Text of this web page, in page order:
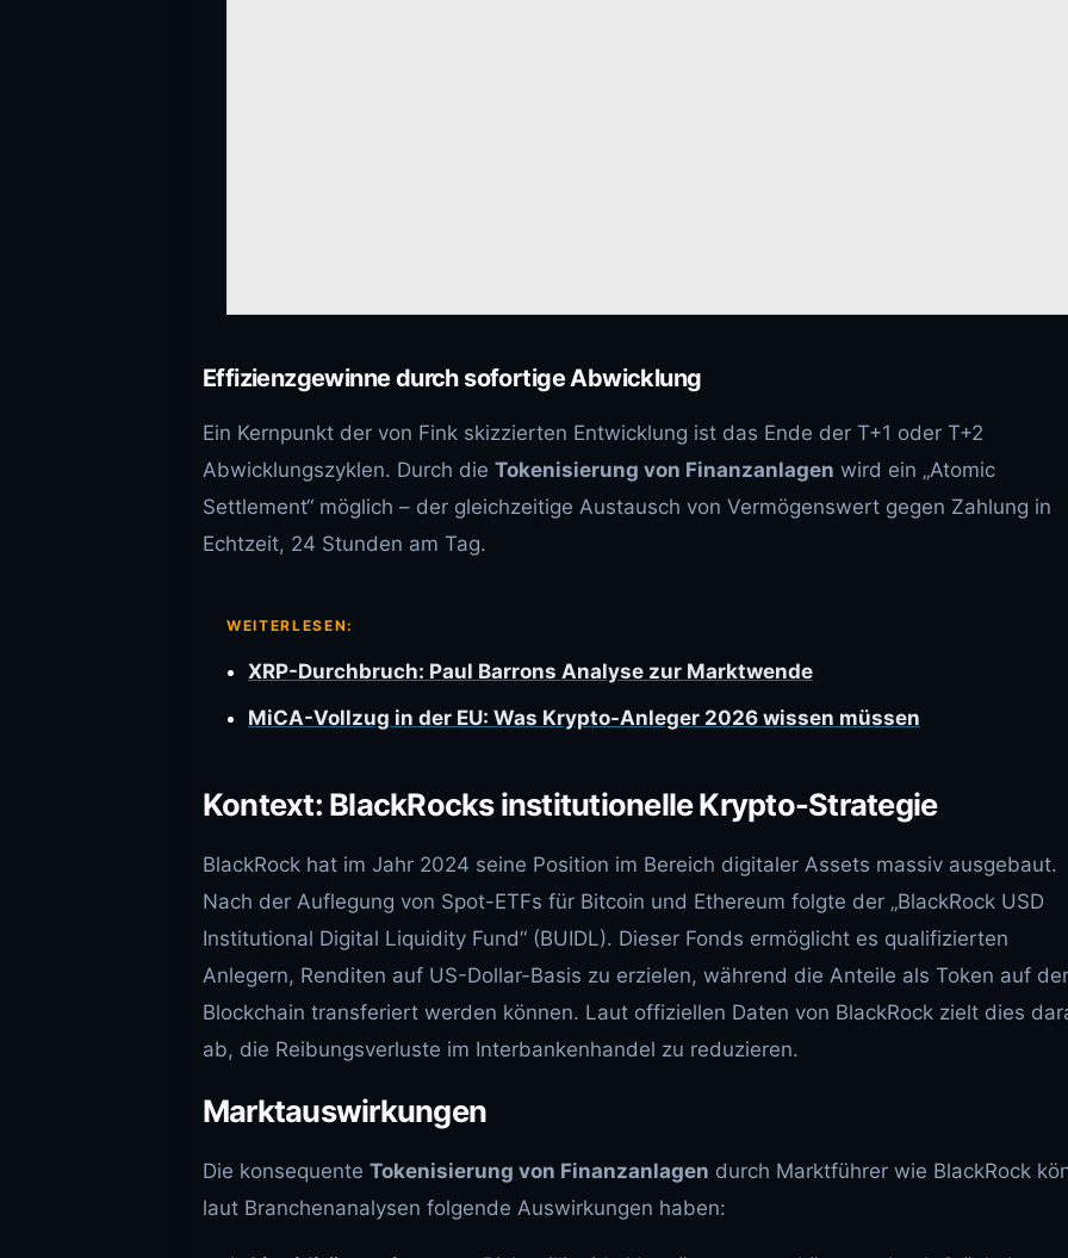
Effizienzgewinne durch sofortige Abwicklung
Ein Kernpunkt der von Fink skizzierten Entwicklung ist das Ende der T+1 oder T+2
Abwicklungszyklen. Durch die Tokenisierung von Finanzanlagen wird ein „Atomic
Settlement“ möglich – der gleichzeitige Austausch von Vermögenswert gegen Zahlung in
Echtzeit, 24 Stunden am Tag.
WEITERLESEN:
XRP-Durchbruch: Paul Barrons Analyse zur Marktwende
MiCA-Vollzug in der EU: Was Krypto-Anleger 2026 wissen müssen
Kontext: BlackRocks institutionelle Krypto-Strategie
BlackRock hat im Jahr 2024 seine Position im Bereich digitaler Assets massiv ausgebaut.
Nach der Auflegung von Spot-ETFs für Bitcoin und Ethereum folgte der „BlackRock USD
Institutional Digital Liquidity Fund“ (BUIDL). Dieser Fonds ermöglicht es qualifizierten
Anlegern, Renditen auf US-Dollar-Basis zu erzielen, während die Anteile als Token auf der
Blockchain transferiert werden können. Laut offiziellen Daten von BlackRock zielt dies
ab, die Reibungsverluste im Interbankenhandel zu reduzieren.
Marktauswirkungen
Die konsequente Tokenisierung von Finanzanlagen durch Marktführer wie BlackRock
laut Branchenanalysen folgende Auswirkungen haben: